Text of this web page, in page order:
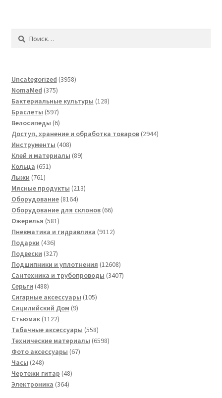
Найти:
Uncategorized 39583958
NomaMed 375375
товаров
Бактериальные культуры 128128
Браслеты 597597
товаров
Велосипеды 66
товаров
Доступ, хранение и обработка товаров 29442944
Инструменты 408408
товаров
Клей и материалы 8989
Кольца 651651
Лыжи 761761
товар
Мясные продукты 213213
Оборудование 81648164
товара
Оборудование для склонов 6666
Ожерелья 581581
товар
Пневматика и гидравлика 91129112
Подарки 436436
товаров
Подвески 327327
товаров
Подшипники и уплотнения 1260812608
товаров
Сантехника и трубопроводы 34073407
Серьги 488488
товаров
Сигарные аксессуары 105105
Сицилийский Дом 99
Стьюмак 11221122
товара
Табачные аксессуары 558558
товаров
Технические материалы 65986598
Фото аксессуары 6767
Часы 248248
товаров
Чертежи гитар 4848
Электроника 364364